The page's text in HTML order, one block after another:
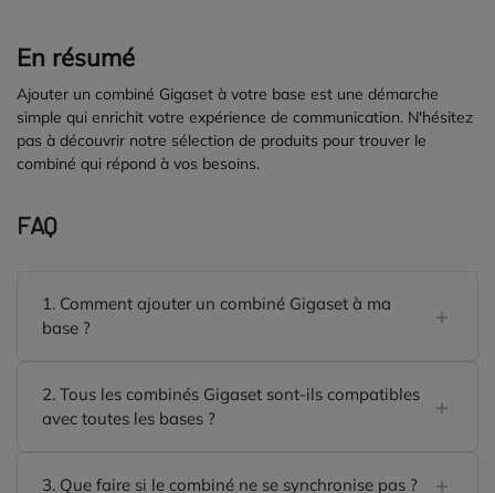
En résumé
Ajouter un combiné Gigaset à votre base est une démarche
simple qui enrichit votre expérience de communication. N'hésitez
pas à découvrir notre sélection de produits pour trouver le
combiné qui répond à vos besoins.
FAQ
1. Comment ajouter un combiné Gigaset à ma
base ?
2. Tous les combinés Gigaset sont-ils compatibles
avec toutes les bases ?
3. Que faire si le combiné ne se synchronise pas ?